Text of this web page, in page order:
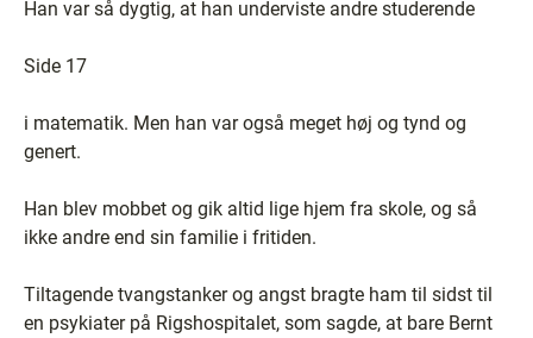
Han var så dygtig, at han underviste andre studerende
Side 17
i matematik. Men han var også meget høj og tynd og
genert.
Han blev mobbet og gik altid lige hjem fra skole, og så
ikke andre end sin familie i fritiden.
Tiltagende tvangstanker og angst bragte ham til sidst til
en psykiater på Rigshospitalet, som sagde, at bare Bernt